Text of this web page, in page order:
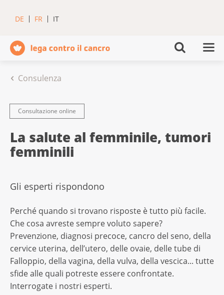
DE FR IT
Consulenza
Consultazione online
La salute al femminile, tumori
femminili
Gli esperti rispondono
Perché quando si trovano risposte è tutto più facile.
Che cosa avreste sempre voluto sapere?
Prevenzione, diagnosi precoce, cancro del seno, della
cervice uterina, dell’utero, delle ovaie, delle tube di
Falloppio, della vagina, della vulva, della vescica... tutte
sfide alle quali potreste essere confrontate.
Interrogate i nostri esperti.